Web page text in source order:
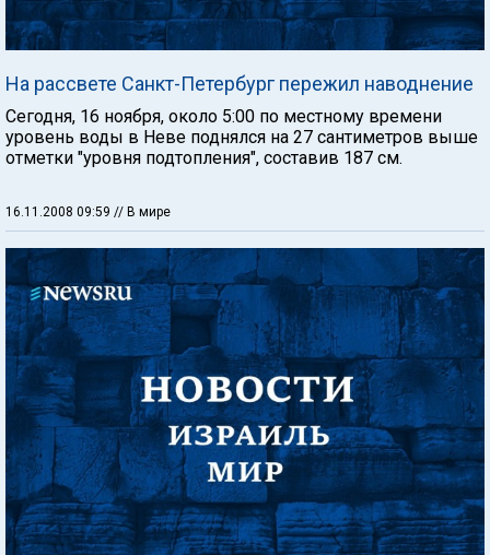
На рассвете Санкт-Петербург пережил наводнение
Сегодня, 16 ноября, около 5:00 по местному времени
уровень воды в Неве поднялся на 27 сантиметров выше
отметки "уровня подтопления", составив 187 см.
16.11.2008 09:59 // В мире